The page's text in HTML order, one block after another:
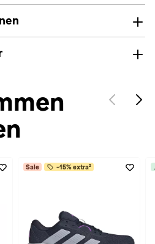
Sale -15% extra²